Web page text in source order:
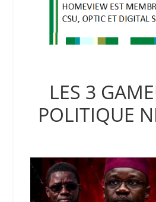
LES 3
POLITIQUE